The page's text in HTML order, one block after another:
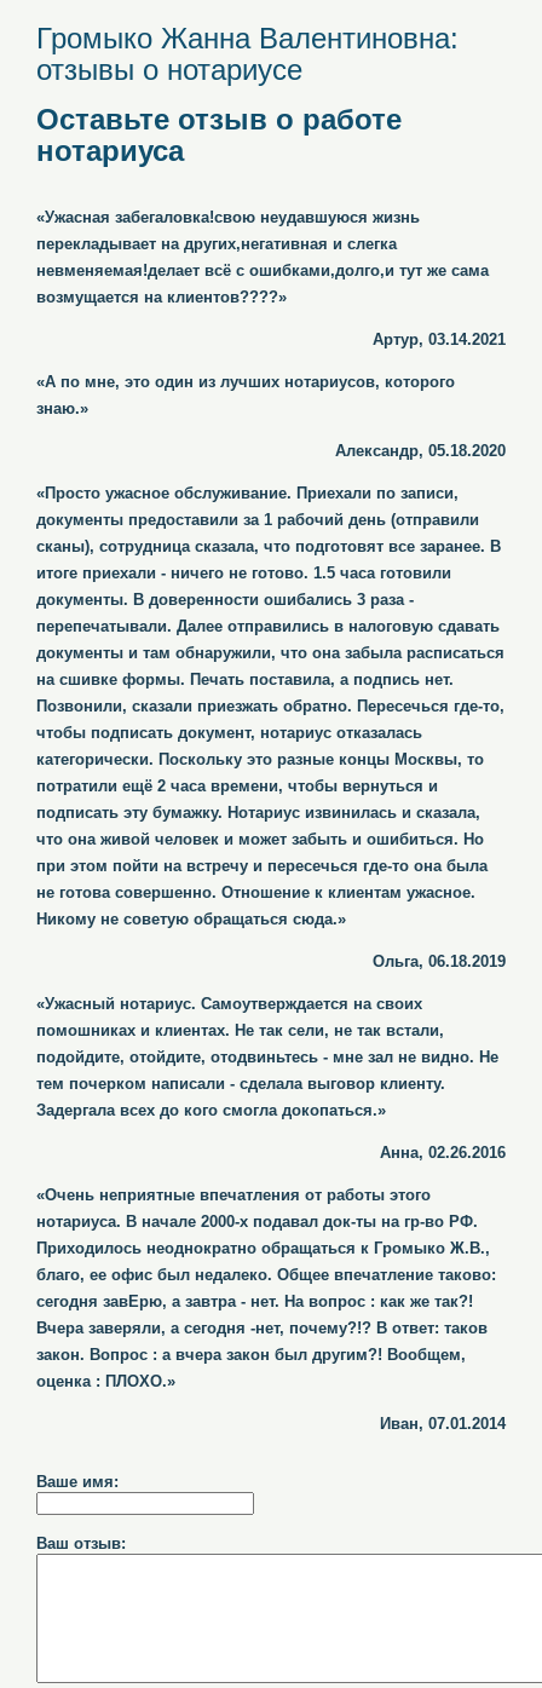
Громыко Жанна Валентиновна:
отзывы о нотариусе
Оставьте отзыв о работе
нотариуса
«Ужасная забегаловка!свою неудавшуюся жизнь
перекладывает на других,негативная и слегка
невменяемая!делает всё с ошибками,долго,и тут же сама
возмущается на клиентов????»
Артур, 03.14.2021
«А по мне, это один из лучших нотариусов, которого
знаю.»
Александр, 05.18.2020
«Просто ужасное обслуживание. Приехали по записи,
документы предоставили за 1 рабочий день (отправили
сканы), сотрудница сказала, что подготовят все заранее. В
итоге приехали - ничего не готово. 1.5 часа готовили
документы. В доверенности ошибались 3 раза -
перепечатывали. Далее отправились в налоговую сдавать
документы и там обнаружили, что она забыла расписаться
на сшивке формы. Печать поставила, а подпись нет.
Позвонили, сказали приезжать обратно. Пересечься где-то,
чтобы подписать документ, нотариус отказалась
категорически. Поскольку это разные концы Москвы, то
потратили ещё 2 часа времени, чтобы вернуться и
подписать эту бумажку. Нотариус извинилась и сказала,
что она живой человек и может забыть и ошибиться. Но
при этом пойти на встречу и пересечься где-то она была
не готова совершенно. Отношение к клиентам ужасное.
Никому не советую обращаться сюда.»
Ольга, 06.18.2019
«Ужасный нотариус. Самоутверждается на своих
помошниках и клиентах. Не так сели, не так встали,
подойдите, отойдите, отодвиньтесь - мне зал не видно. Не
тем почерком написали - сделала выговор клиенту.
Задергала всех до кого смогла докопаться.»
Анна, 02.26.2016
«Очень неприятные впечатления от работы этого
нотариуса. В начале 2000-х подавал док-ты на гр-во РФ.
Приходилось неоднократно обращаться к Громыко Ж.В.,
благо, ее офис был недалеко. Общее впечатление таково:
сегодня завЕрю, а завтра - нет. На вопрос : как же так?!
Вчера заверяли, а сегодня -нет, почему?!? В ответ: таков
закон. Вопрос : а вчера закон был другим?! Вообщем,
оценка : ПЛОХО.»
Иван, 07.01.2014
Ваше имя:
Ваш отзыв: